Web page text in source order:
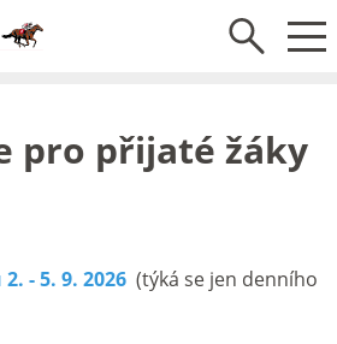
pro přijaté žáky
- 5. 9. 2026 (týká se jen denního